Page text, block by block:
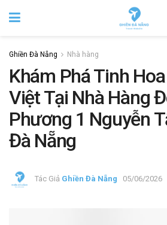
Ghiền Đà Nẵng Nhà hàng
Khám Phá Tinh
Việt Tại Nhà Hàng
Phương 1 Nguyễn
Đà Nẵng
Tác Giả Ghiền Đà Nẵng 05/06/2026